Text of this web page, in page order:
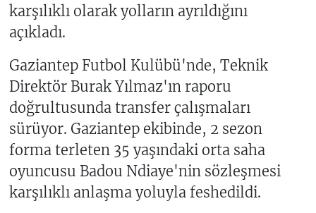
karşılıklı olarak yolların ayrıldığını
açıkladı.
Gaziantep Futbol Kulübü'nde, Teknik
Direktör Burak Yılmaz'ın raporu
doğrultusunda transfer çalışmaları
sürüyor. Gaziantep ekibinde, 2 sezon
forma terleten 35 yaşındaki orta saha
oyuncusu Badou Ndiaye'nin sözleşmesi
karşılıklı anlaşma yoluyla feshedildi.